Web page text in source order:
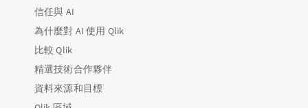
信任與 AI
為什麼對 AI 使用 Qlik
比較 Qlik
精選技術合作夥伴
資料來源和目標